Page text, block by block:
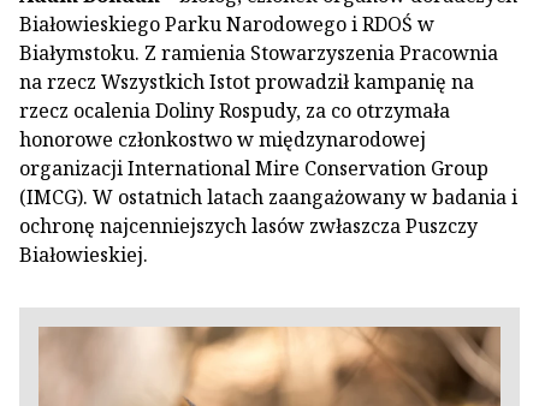
Białowieskiego Parku Narodowego i RDOŚ w
Białymstoku. Z ramienia Stowarzyszenia Pracownia
na rzecz Wszystkich Istot prowadził kampanię na
rzecz ocalenia Doliny Rospudy, za co otrzymała
honorowe członkostwo w międzynarodowej
organizacji International Mire Conservation Group
(IMCG). W ostatnich latach zaangażowany w badania i
ochronę najcenniejszych lasów zwłaszcza Puszczy
Białowieskiej.